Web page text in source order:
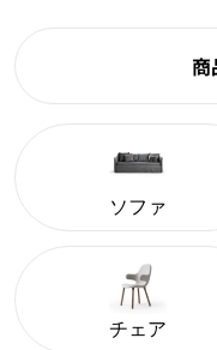
ソファ
チェア